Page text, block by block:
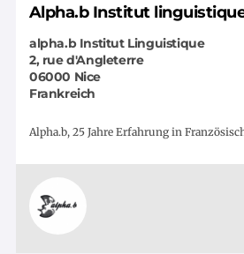
Alpha.b Institut
alpha.b Institut Linguistique
2, rue d'Angleterre
06000 Nice
Frankreich
Alpha.b, 25 Jahre Erfahrung in